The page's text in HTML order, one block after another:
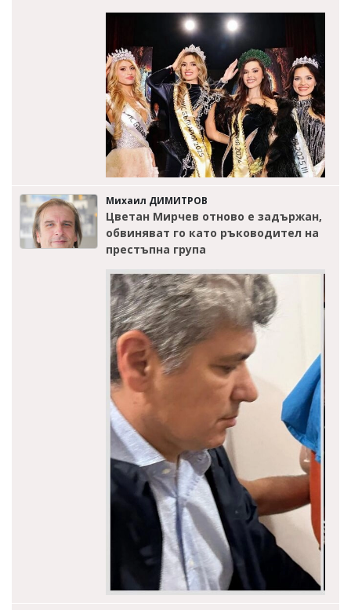
Михаил ДИМИТРОВ
Цветан Мирчев отново е задържан,
обвиняват го като ръководител на
престъпна група